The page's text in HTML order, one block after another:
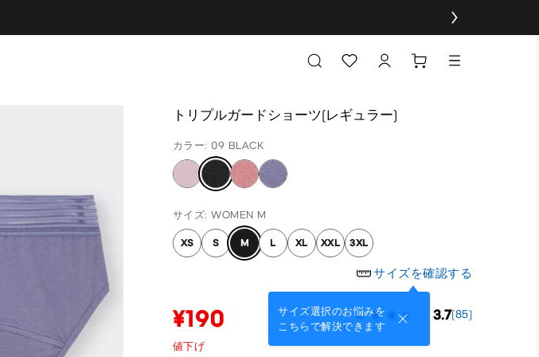
トリプルガードショーツ(レギュラー)
カラー: 09 BLACK
サイズ: WOMEN M
XS S M L XL XXL 3XL
サイズを確認する
サイズ選択のお悩みを
こちらで解決できます
¥190 3.7(85)
値下げ